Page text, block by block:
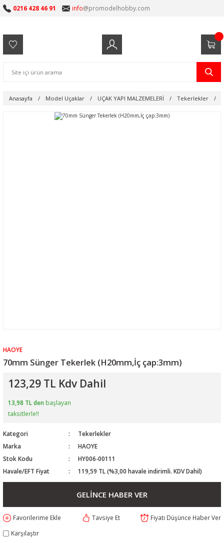
0216 428 46 91 info@promodelhobby.com
Anasayfa Model Uçaklar UÇAK YAPI MALZEMELERİ Tekerlekler
HAOYE
70mm Sünger Tekerlek (H20mm,İç çap:3mm)
123,29 TL Kdv Dahil
13,98 TL den başlayan
taksitlerle!!
Kategori
Tekerlekler
Marka
HAOYE
Stok Kodu
HY006-00111
Havale/EFT Fiyat
119,59 TL (%3,00 havale indirimli. KDV Dahil)
GELİNCE HABER VER
Tavsiye Et
Fiyatı Düşünce Haber Ver
Karşılaştır